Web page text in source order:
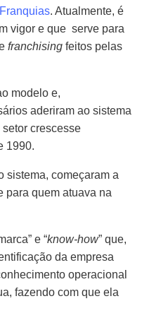
. Atualmente, é
vigor e que serve para
franchising feitos pelas
modelo e,
aderiram ao sistema
crescesse
1990.
sistema, começaram a
para quem atuava na
e “know-how” que,
da empresa
operacional
fazendo com que ela